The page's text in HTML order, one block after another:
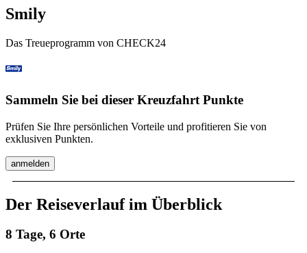
Smily
Das Treueprogramm von CHECK24
Sammeln Sie bei dieser Kreuzfahrt Punkte
Prüfen Sie Ihre persönlichen Vorteile und profitieren Sie von
exklusiven Punkten.
anmelden
Der Reiseverlauf im Überblick
8 Tage, 6 Orte